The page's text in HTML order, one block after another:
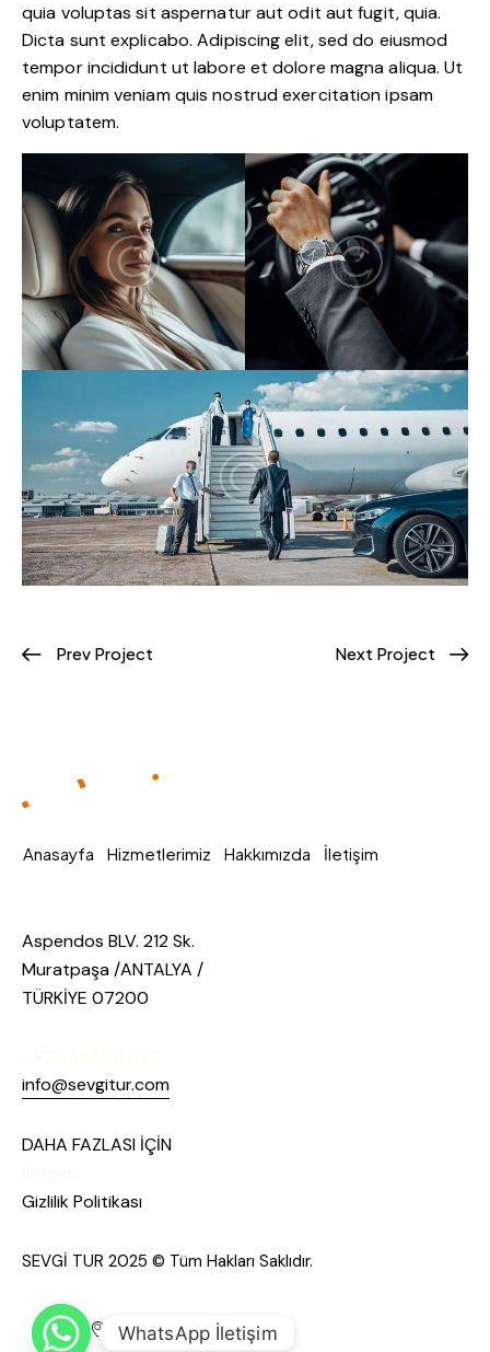
quia voluptas sit aspernatur aut odit aut fugit, quia.
Dicta sunt explicabo. Adipiscing elit, sed do eiusmod
tempor incididunt ut labore et dolore magna aliqua. Ut
enim minim veniam quis nostrud exercitation ipsam
voluptatem.
Prev Project Next Project
Anasayfa Hizmetlerimiz Hakkımızda İletişim
Aspendos BLV. 212 Sk.
Muratpaşa /ANTALYA /
TÜRKİYE 07200
info@sevgitur.com
DAHA FAZLASI İÇİN
Gizlilik Politikası
SEVGİ TUR 2025 © Tüm Hakları Saklıdır.
WhatsApp İletişim